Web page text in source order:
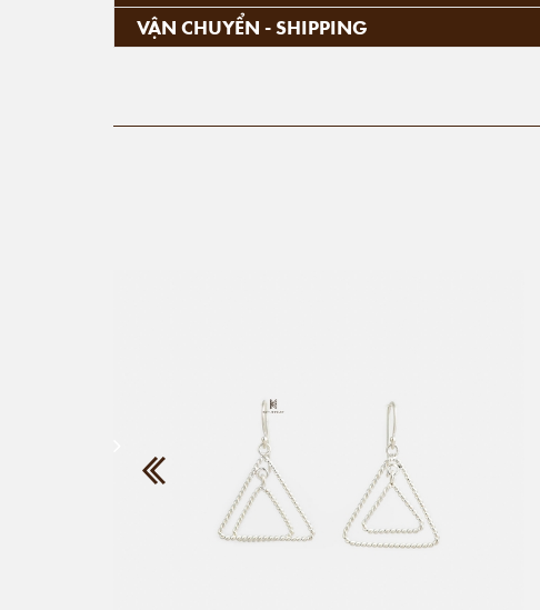
VẬN CHUYỂN - SHIPPING